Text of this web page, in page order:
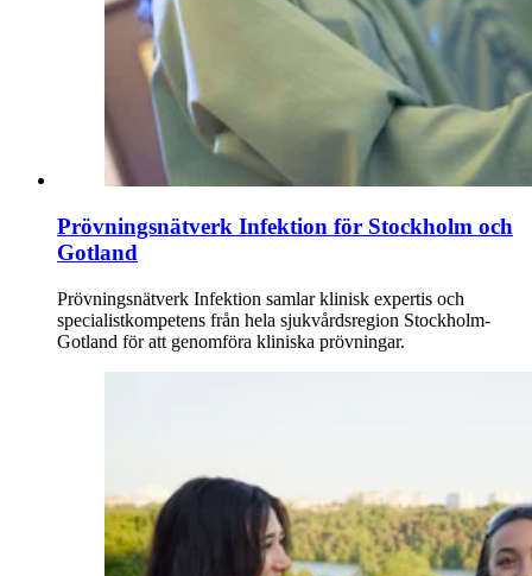
Prövningsnätverk Infektion för Stockholm och
Gotland
Prövningsnätverk Infektion samlar klinisk expertis och
specialistkompetens från hela sjukvårdsregion Stockholm-
Gotland för att genomföra kliniska prövningar.